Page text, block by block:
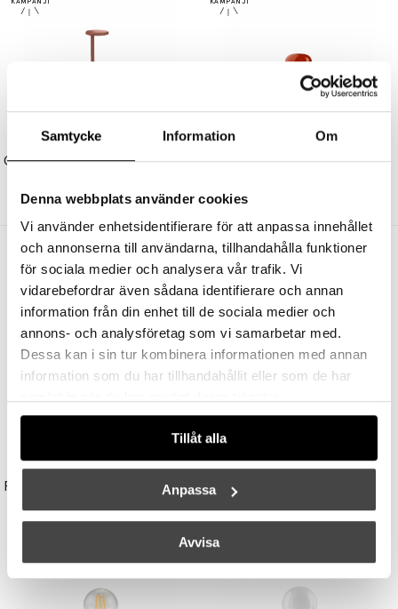
Samtycke Information Om
Denna webbplats använder cookies
Vi använder enhetsidentifierare för att anpassa innehållet
och annonserna till användarna, tillhandahålla funktioner
för sociala medier och analysera vår trafik. Vi
vidarebefordrar även sådana identifierare och annan
information från din enhet till de sociala medier och
annons- och analysföretag som vi samarbetar med.
Dessa kan i sin tur kombinera informationen med annan
information som du har tillhandahållit eller som de har
Tillåt alla
Anpassa
Avvisa
FLOS
Oblique Bordslampa Matt Rust
Bellhop Bordslampa Brick Red
Andra köpte även
UNISON
Reflektor MR11 28W (=35W) GU10
149 kr
STUDIO EERO AARNIO
3395 kr 3056 kr